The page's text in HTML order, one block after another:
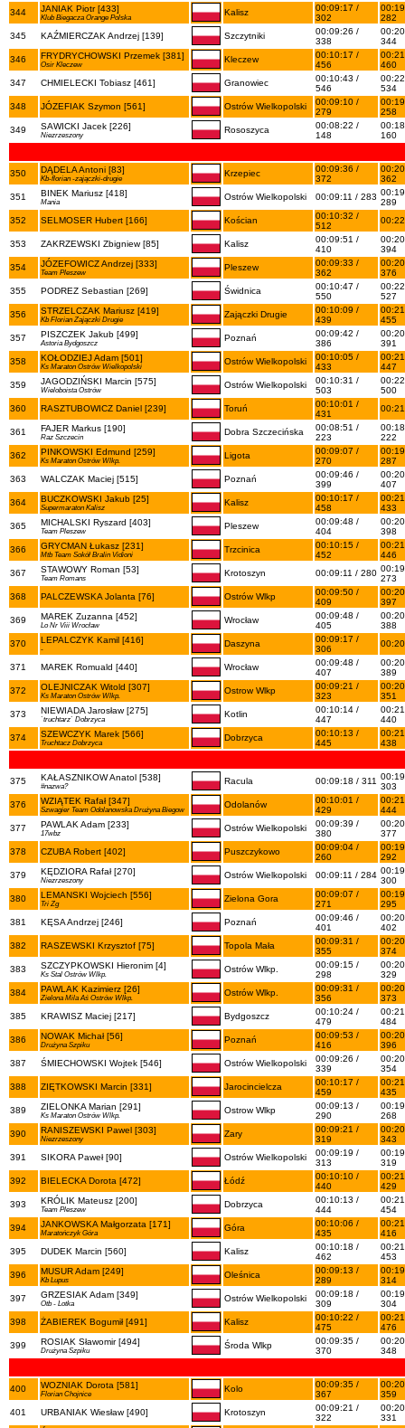
344
JANIAK Piotr [433]
Klub Biegacza Orange Polska
Kalisz
00:09:17 /
302
282
345
KAŹMIERCZAK Andrzej [139] Szczytniki
00:09:26 /
338
344
346
FRYDRYCHOWSKI Przemek [381]
Osir Kleczew
Kleczew
00:10:17 /
456
460
347
CHMIELECKI Tobiasz [461] Granowiec
00:10:43 /
546
534
348
JÓZEFIAK Szymon [561] Ostrów Wielkopolski
00:09:10 /
279
258
349
SAWICKI Jacek [226]
Niezrzeszony
Rososzyca
00:08:22 /
148
160
350 DĄDELA Antoni [83]
Kb-florian -zajączki-drugie
Krzepiec
00:09:36 /
372
362
351
BINEK Mariusz [418]
Mania
Ostrów Wielkopolski 00:09:11 / 283
289
352
SELMOSER Hubert [166] Kościan
00:10:32 /
512
353 ZAKRZEWSKI Zbigniew [85] Kalisz
00:09:51 /
410
394
354
JÓZEFOWICZ Andrzej [333]
Team Pleszew
Pleszew
00:09:33 /
362
376
355
PODREZ Sebastian [269] Świdnica
00:10:47 /
550
527
356
STRZELCZAK Mariusz [419]
Kb Florian Zajączki Drugie
Zajączki Drugie
00:10:09 /
439
455
357
PISZCZEK Jakub [499]
Astoria Bydgoszcz
Poznań
00:09:42 /
386
391
358
KOŁODZIEJ Adam [501]
Ks Maraton Ostrów Wielkopolski
Ostrów Wielkopolski
00:10:05 /
433
447
359
JAGODZIŃSKI Marcin [575]
Wieloboista Ostrów
Ostrów Wielkopolski
00:10:31 /
503
500
360
RASZTUBOWICZ Daniel [239] Toruń
00:10:01 /
431
361 FAJER Markus [190]
Raz Szczecin
Dobra Szczecińska
00:08:51 /
223
222
362
PINKOWSKI Edmund [259]
Ks Maraton Ostrów Wlkp.
Ligota
00:09:07 /
270
287
363
WALCZAK Maciej [515] Poznań
00:09:46 /
399
407
364
BUCZKOWSKI Jakub [25]
Supermaraton Kalisz
Kalisz
00:10:17 /
458
433
365
MICHALSKI Ryszard [403]
Team Pleszew
Pleszew
00:09:48 /
404
398
366
GRYCMAN Łukasz [231]
Mtb Team Sokół Bralin Vidioni
Trzcinica
00:10:15 /
452
446
367
STAWOWY Roman [53]
Team Romans
Krotoszyn 00:09:11 / 280
273
368
PALCZEWSKA Jolanta [76] Ostrów Wlkp
00:09:50 /
409
397
369
MAREK Zuzanna [452]
Lo Nr Viii Wrocław
Wrocław
00:09:48 /
405
388
370
LEPALCZYK Kamil [416]
-
Daszyna
00:09:17 /
306
371 MAREK Romuald [440] Wrocław
00:09:48 /
407
389
372
OLEJNICZAK Witold [307]
Ks Maraton Ostrów Wlkp.
Ostrow Wlkp
00:09:21 /
323
351
373
NIEWIADA Jarosław [275]
`truchtarz` Dobrzyca
Kotlin
00:10:14 /
447
440
374
SZEWCZYK Marek [566]
Truchtacz Dobrzyca
Dobrzyca
00:10:13 /
445
438
375 KAŁASZNIKOW Anatol [538]
#nazwa?
Racula 00:09:18 / 311
303
376
WZIĄTEK Rafał [347]
Szwagier Team Odolanowska Drużyna Biegow
Odolanów
00:10:01 /
429
444
377
PAWLAK Adam [233]
17wbz
Ostrów Wielkopolski
00:09:39 /
380
377
378
CZUBA Robert [402] Puszczykowo
00:09:04 /
260
292
379
KĘDZIORA Rafał [270]
Niezrzeszony
Ostrów Wielkopolski 00:09:11 / 284
300
380
LEMANSKI Wojciech [556]
Tri Zg
Zielona Gora
00:09:07 /
271
295
381
KĘSA Andrzej [246] Poznań
00:09:46 /
401
402
382
RASZEWSKI Krzysztof [75] Topola Mała
00:09:31 /
355
374
383
SZCZYPKOWSKI Hieronim [4]
Ks Stal Ostrów Wlkp.
Ostrów Wlkp.
00:09:15 /
298
329
384
PAWLAK Kazimierz [26]
Zielona Mila Aś Ostrów Wlkp.
Ostrów Wlkp.
00:09:31 /
356
373
385
KRAWISZ Maciej [217] Bydgoszcz
00:10:24 /
479
484
386
NOWAK Michał [56]
Drużyna Szpiku
Poznań
00:09:53 /
416
396
387
ŚMIECHOWSKI Wojtek [546] Ostrów Wielkopolski
00:09:26 /
339
354
388
ZIĘTKOWSKI Marcin [331] Jarocincielcza
00:10:17 /
459
435
389
ZIELONKA Marian [291]
Ks Maraton Ostrów Wlkp.
Ostrow Wlkp
00:09:13 /
290
268
390
RANISZEWSKI Pawel [303]
Niezrzeszony
Zary
00:09:21 /
319
343
391
SIKORA Paweł [90] Ostrów Wielkopolski
00:09:19 /
313
319
392
BIELECKA Dorota [472] Łódź
00:10:10 /
440
429
393
KRÓLIK Mateusz [200]
Team Pleszew
Dobrzyca
00:10:13 /
444
454
394
JANKOWSKA Małgorzata [171]
Maratończyk Góra
Góra
00:10:06 /
435
416
395
DUDEK Marcin [560] Kalisz
00:10:18 /
462
453
396
MUSUR Adam [249]
Kb Lupus
Oleśnica
00:09:13 /
289
314
397
GRZESIAK Adam [349]
Otb - Lotka
Ostrów Wielkopolski
00:09:18 /
309
304
398
ŻABIEREK Bogumił [491] Kalisz
00:10:22 /
475
476
399
ROSIAK Sławomir [494]
Drużyna Szpiku
Środa Wlkp
00:09:35 /
370
348
400 WOZNIAK Dorota [581]
Florian Chojnice
Kolo
00:09:35 /
367
359
401
URBANIAK Wiesław [490] Krotoszyn
00:09:21 /
322
331